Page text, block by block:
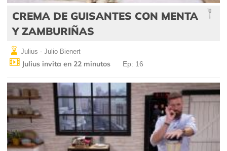
CREMA DE GUISANTES CON MENTA
Y ZAMBURIÑAS
Julius - Julio Bienert
Julius invita en 22 minutos Ep: 16